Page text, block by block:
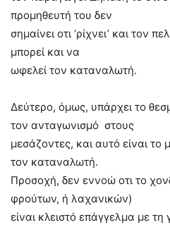
προμηθευτή του δεν
σημαίνει οτι ‘ρίχνει’ και τον
μπορεί και να
ωφελεί τον καταναλωτή.
Δεύτερο, όμως, υπάρχει το
τον ανταγωνισμό στους
μεσάζοντες, και αυτό είναι
τον καταναλωτή.
Προσοχή, δεν εννοώ οτι το
φρούτων, ή λαχανικών)
είναι κλειστό επάγγελμα με